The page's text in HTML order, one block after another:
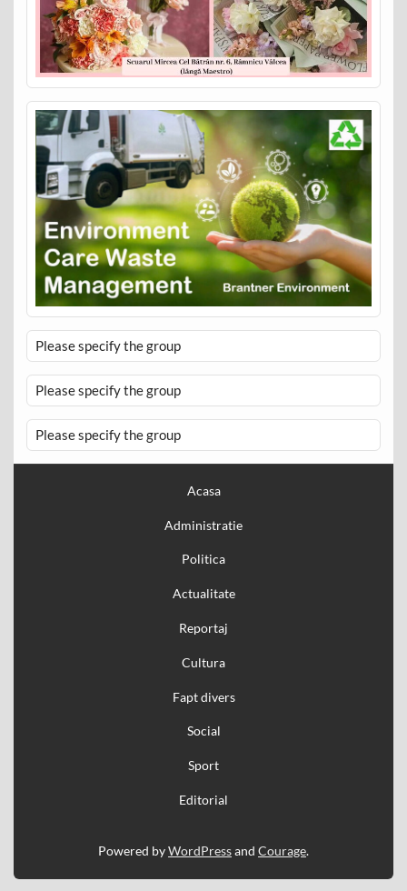
Please specify the group
Please specify the group
Please specify the group
Acasa
Administratie
Politica
Actualitate
Reportaj
Cultura
Fapt divers
Social
Sport
Editorial
Powered byWordPressand Courage.